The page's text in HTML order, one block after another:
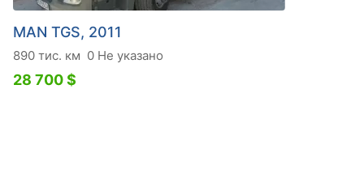
MAN TGS, 2011
890 тис. км 0 Не указано
28 700 $